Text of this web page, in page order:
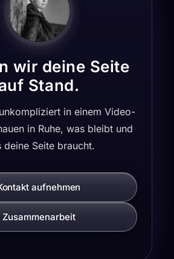
wir deine Seite
Stand.
in einem Video-
in Ruhe, was bleibt und
deine Seite braucht.
aufnehmen
Zusammenarbeit